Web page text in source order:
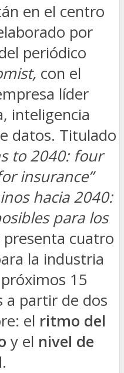
en el centro
por
periódico
con el
líder
inteligencia
datos. Titulado
to 2040: four
insurance”
hacia 2040:
para los
cuatro
la industria
15
a partir de dos
el ritmo del
y el nivel de
.